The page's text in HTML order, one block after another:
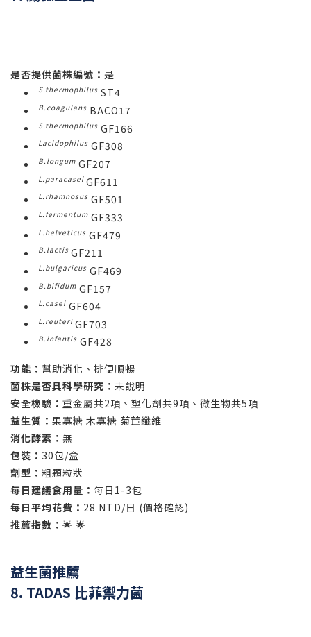
是否提供菌株編號： 是
S.thermophilus ST4
B.coagulans BACO17
S.thermophilus GF166
Lacidophilus GF308
B.longum GF207
L.paracasei GF611
L.rhamnosus GF501
L.fermentum GF333
L.helveticus GF479
B.lactis GF211
L.bulgaricus GF469
B.bifidum GF157
L.casei GF604
L.reuteri GF703
B.infantis GF428
功能： 幫助消化、排便順暢
菌株是否具科學研究： 未說明
安全檢驗： 重金屬共2項、塑化劑共9項、微生物共5項
益生質： 果寡糖 木寡糖 菊苣纖維
消化酵素： 無
包裝： 30包/盒
劑型： 粗顆粒狀
每日建議食用量： 每日1-3包
每日平均花費： 28 NTD/日 (價格確認)
推薦指數： 🌟 🌟
益生菌推薦
8. TADAS 比菲禦力菌